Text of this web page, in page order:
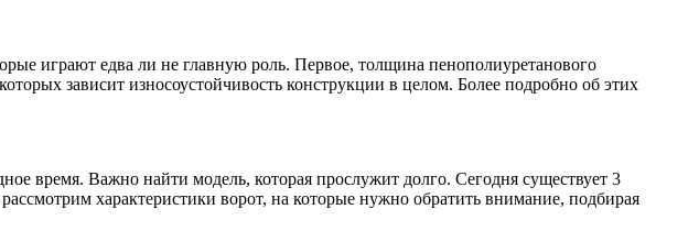
играют едва ли не главную роль. Первое, толщина пенополиуретанового
зависит износоустойчивость конструкции в целом. Более подробно об этих
время. Важно найти модель, которая прослужит долго. Сегодня существует 3
характеристики ворот, на которые нужно обратить внимание, подбирая